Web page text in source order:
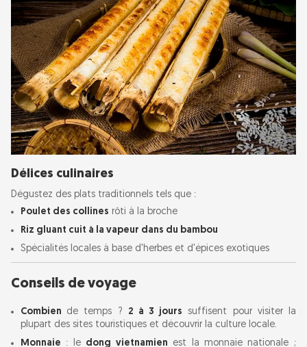
Délices culinaires
Dégustez des plats traditionnels tels que :
Poulet des collines rôti à la broche
Riz gluant cuit à la vapeur dans du bambou
Spécialités locales à base d'herbes et d'épices exotiques
Conseils de voyage
Combien de temps ? 2 à 3 jours suffisent pour visiter la
plupart des sites touristiques et découvrir la culture locale.
Monnaie : le dong vietnamien est la monnaie nationale ;